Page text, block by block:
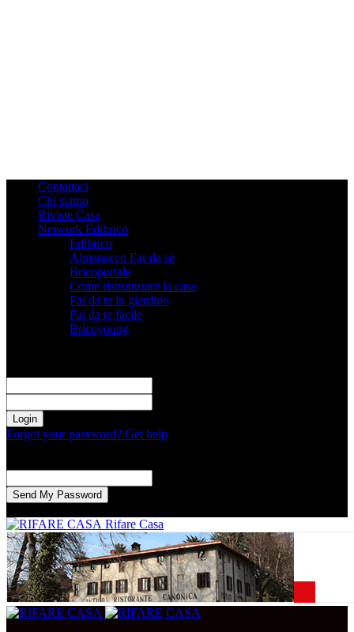
Contattaci
Chi siamo
Riviste Casa
Network Edibrico
Edibrico
Almanacco Far da sé
Bricoportale
Come ristrutturare la casa
Fai da te in giardino
Fai da te facile
Bricoyoung
Forgot your password? Get help
Rifare Casa